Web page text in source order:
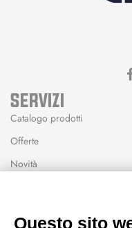
SERVIZI
Catalogo prodotti
Offerte
Novità
Questo sito